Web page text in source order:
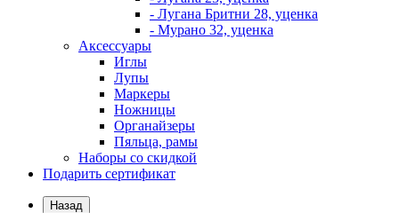
- Лугана Бритни 28, уценка
- Мурано 32, уценка
Аксессуары
Иглы
Лупы
Маркеры
Ножницы
Органайзеры
Пяльца, рамы
Наборы со скидкой
Подарить сертификат
Назад